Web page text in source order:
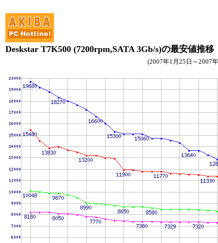
Deskstar T7K500 (7200rpm,SATA 3Gb/s)の最安値推移
(2007年1月25日～2007